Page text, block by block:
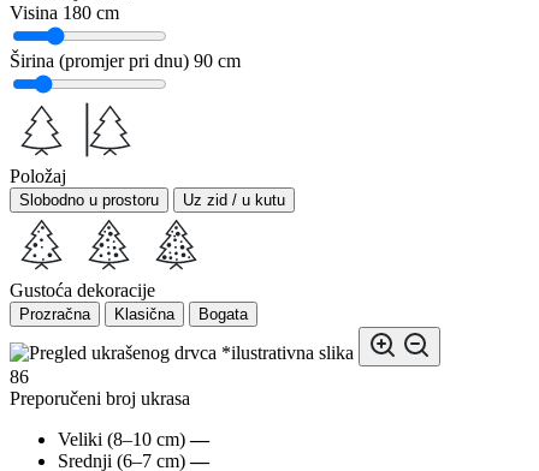
Visina 180 cm
Širina (promjer pri dnu) 90 cm
Položaj
Slobodno u prostoru Uz zid / u kutu
Gustoća dekoracije
Prozračna Klasična Bogata
*ilustrativna slika
86
Preporučeni broj ukrasa
Veliki (8–10 cm) —
Srednji (6–7 cm) —